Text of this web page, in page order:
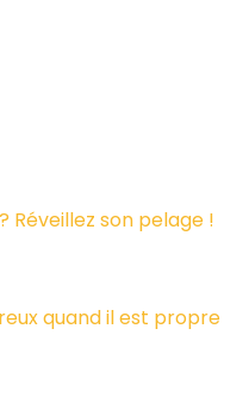
Réveillez son pelage !
quand il est propre